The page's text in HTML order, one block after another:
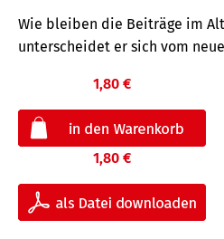
Wie bleiben die Beiträge im
unterscheidet er sich vom
1,80 €
1,80 €